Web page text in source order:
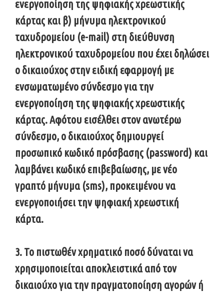
ενεργοποίηση της ψηφιακής χρεωστικής
κάρτας και β) μήνυμα ηλεκτρονικού
ταχυδρομείου (e-mail) στη διεύθυνση
ηλεκτρονικού ταχυδρομείου που έχει δηλώσει
ο δικαιούχος στην ειδική εφαρμογή με
ενσωματωμένο σύνδεσμο για την
ενεργοποίηση της ψηφιακής χρεωστικής
κάρτας. Αφότου εισέλθει στον ανωτέρω
σύνδεσμο, ο δικαιούχος δημιουργεί
προσωπικό κωδικό πρόσβασης (password) και
λαμβάνει κωδικό επιβεβαίωσης, με νέο
γραπτό μήνυμα (sms), προκειμένου να
ενεργοποιήσει την ψηφιακή χρεωστική
κάρτα.
3. Το πιστωθέν χρηματικό ποσό δύναται να
χρησιμοποιείται αποκλειστικά από τον
δικαιούχο για την πραγματοποίηση αγορών ή